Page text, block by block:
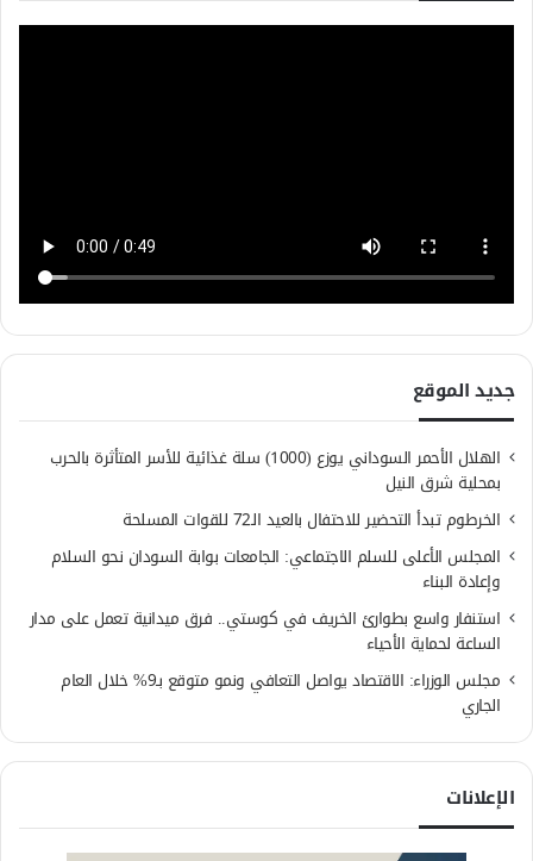
جديد الموقع
الهلال الأحمر السوداني يوزع (1000) سلة غذائية للأسر المتأثرة بالحرب
بمحلية شرق النيل
الخرطوم تبدأ التحضير للاحتفال بالعيد الـ72 للقوات المسلحة
المجلس الأعلى للسلم الاجتماعي: الجامعات بوابة السودان نحو السلام
وإعادة البناء
استنفار واسع بطوارئ الخريف في كوستي.. فرق ميدانية تعمل على مدار
الساعة لحماية الأحياء
مجلس الوزراء: الاقتصاد يواصل التعافي ونمو متوقع بـ9% خلال العام
الجاري
الإعلانات